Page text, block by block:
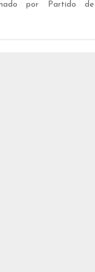
por Partido